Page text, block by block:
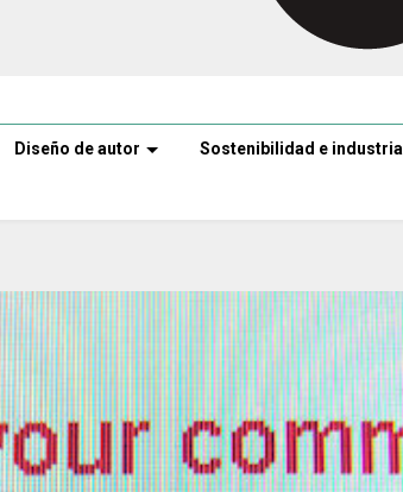
Diseño de autor Sostenibilidad e industria